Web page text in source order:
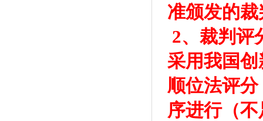
准颁发的
2、裁判评
采用我国
顺位法评
序进行（